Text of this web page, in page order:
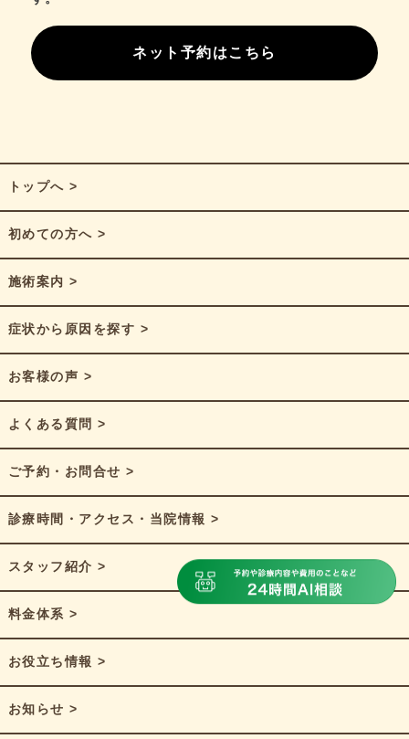
ネット予約はこちら
トップへ >
初めての方へ >
施術案内 >
症状から原因を探す >
お客様の声 >
よくある質問 >
ご予約・お問合せ >
診療時間・アクセス・当院情報 >
スタッフ紹介 >
料金体系 >
お役立ち情報 >
お知らせ >